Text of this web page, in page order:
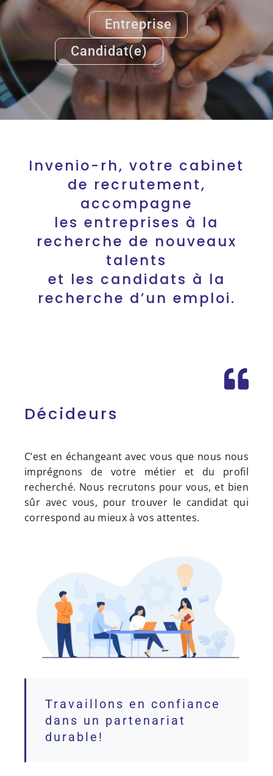
Entreprise
Candidat(e)
Invenio-rh, votre cabinet
de recrutement,
accompagne
les entreprises à la
recherche de nouveaux
talents
et les candidats à la
recherche d’un emploi.
Décideurs
C’est en échangeant avec vous que nous nous
imprégnons de votre métier et du profil
recherché. Nous recrutons pour vous, et bien
sûr avec vous, pour trouver le candidat qui
correspond au mieux à vos attentes.
Travaillons en confiance
dans un partenariat
durable!